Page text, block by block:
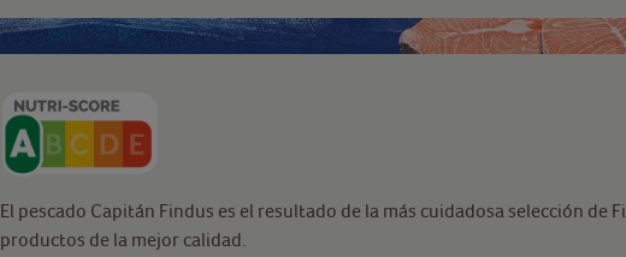
El pescado Capitán Findus es el resultado de la más cuidadosa selección de
productos de la mejor calidad.